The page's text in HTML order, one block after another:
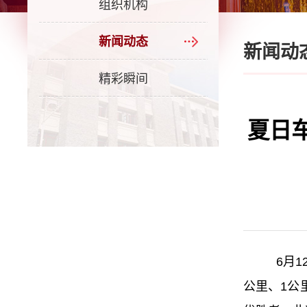
组织机构
新闻动态
精彩瞬间
新闻动
夏日
6月
公里、1公